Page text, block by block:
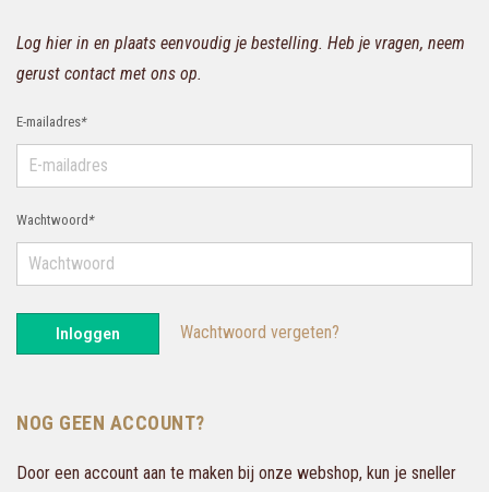
Log hier in en plaats eenvoudig je bestelling. Heb je vragen, neem
gerust contact met ons op.
E-mailadres*
Wachtwoord *
Inloggen Wachtwoord vergeten?
NOG GEEN ACCOUNT?
Door een account aan te maken bij onze webshop, kun je sneller